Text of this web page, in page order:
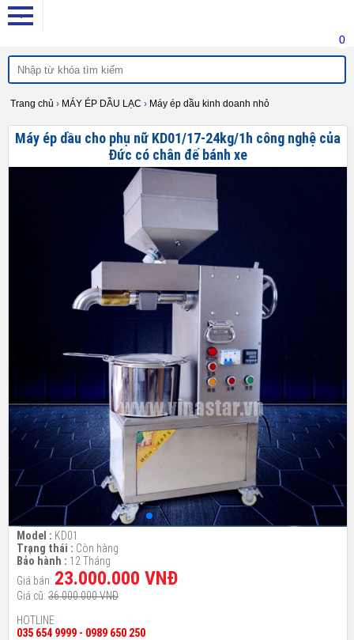
0
Trang chủ › MÁY ÉP DẦU LẠC › Máy ép dầu kinh doanh nhỏ
Máy ép dầu cho phụ nữ KD01/17-24kg/1h công nghệ của
Đức có chân đế bánh xe
Model : KD01
Trạng thái : Còn hàng
Bảo hành : 12 Tháng
Giá bán: 23.000.000 VNĐ
Giá cũ: 36.000.000 VNĐ
HOTLINE
035 654 9999 - 0989 650 250